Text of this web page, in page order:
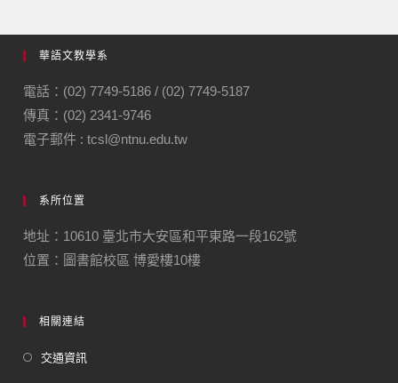
華語文教學系
電話：(02) 7749-5186 / (02) 7749-5187
傳真：(02) 2341-9746
電子郵件 : tcsl@ntnu.edu.tw
系所位置
地址：10610 臺北市大安區和平東路一段162號
位置：圖書館校區 博愛樓10樓
相關連結
交通資訊